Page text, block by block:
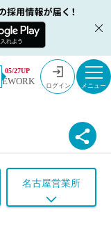
05/27UP
EWORK ログイン
会社概要
名古屋営業所